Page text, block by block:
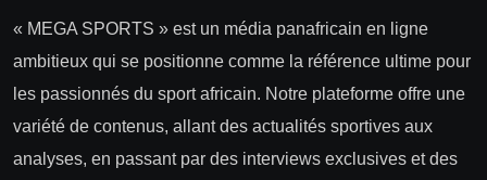
« MEGA SPORTS » est un média panafricain en ligne
ambitieux qui se positionne comme la référence ultime pour
les passionnés du sport africain. Notre plateforme offre une
variété de contenus, allant des actualités sportives aux
analyses, en passant par des interviews exclusives et des